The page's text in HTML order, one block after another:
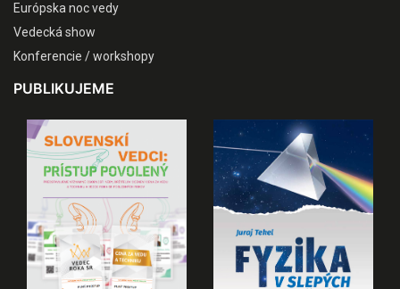
Európska noc vedy
Vedecká show
Konferencie / workshopy
PUBLIKUJEME